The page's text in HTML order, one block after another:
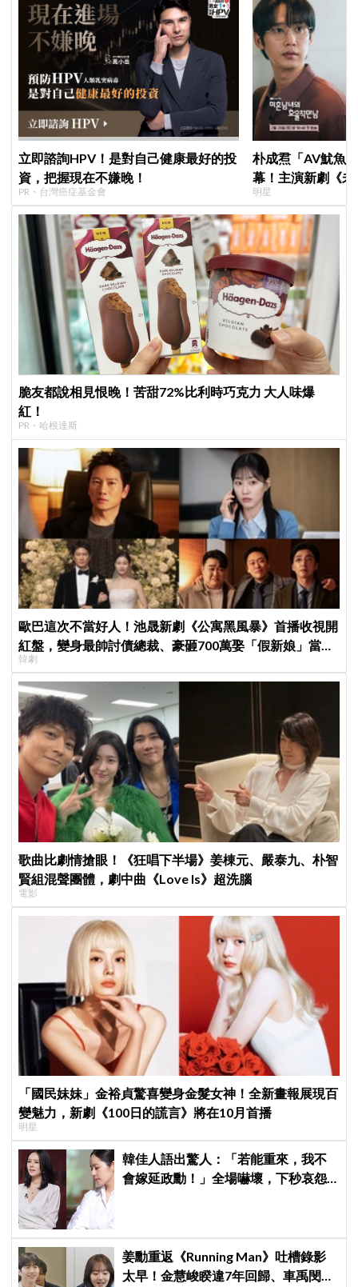
立即諮詢HPV！是對自己健康最好的投
資，把握現在不嫌晚！
PR・台灣癌症基金會
朴成焄「AV魷魚
幕！主演新劇《
首度談復出心情
明星
脆友都說相見恨晚！苦甜72%比利時巧克力 大人味爆
紅！
PR・哈根達斯
歐巴這次不當好人！池晟新劇《公寓黑風暴》首播收視開
紅盤，變身最帥討債總裁、豪砸700萬娶「假新娘」當眾
激吻！
韓劇
歌曲比劇情搶眼！《狂唱下半場》姜棟元、嚴泰九、朴智
賢組混聲團體，劇中曲《Love Is》超洗腦
電影
「國民妹妹」金裕貞驚喜變身金髮女神！全新畫報展現百
變魅力，新劇《100日的謊言》將在10月首播
明星
韓佳人語出驚人：「若能重來，我不
會嫁延政勳！」全場嚇壞，下秒哀怨
姜勳重返《Running Man》吐槽錄影
太早！金慧峻睽違7年回歸、車禹閔首